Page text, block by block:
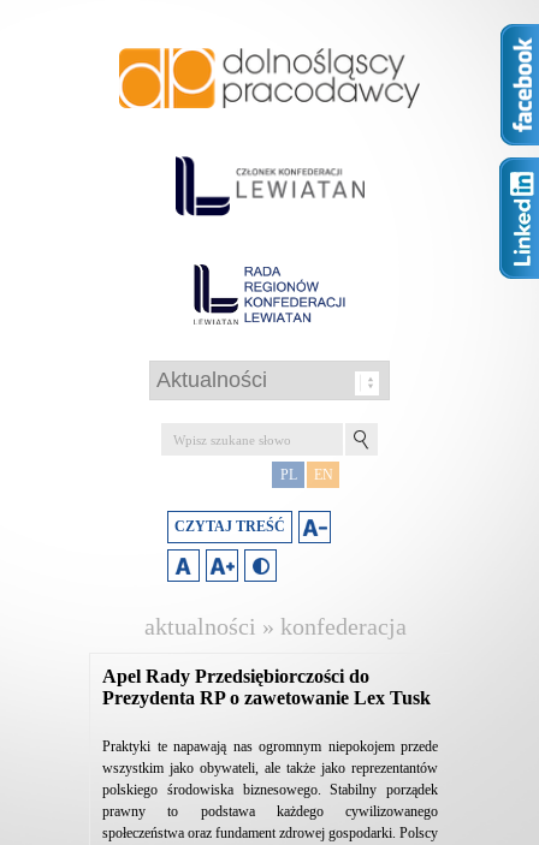
PL EN
CZYTAJ TREŚĆ
aktualności » konfederacja
Apel Rady Przedsiębiorczości do
Prezydenta RP o zawetowanie Lex Tusk
Praktyki te napawają nas ogromnym niepokojem przede
wszystkim jako obywateli, ale także jako reprezentantów
polskiego środowiska biznesowego. Stabilny porządek
prawny to podstawa każdego cywilizowanego
społeczeństwa oraz fundament zdrowej gospodarki. Polscy